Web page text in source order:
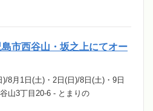
島市西谷山・坂之上にてオー
8月1日(土)・2日(日)/8日(土)・9日
山3丁目20-6 - とまりの